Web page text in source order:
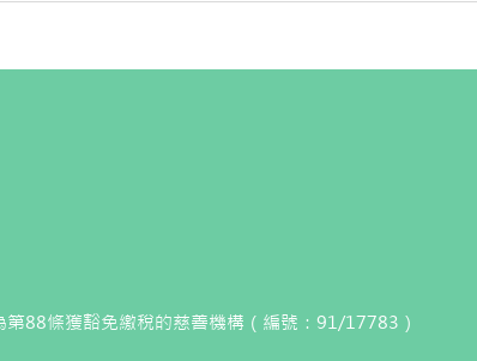
第88條獲豁免繳稅的慈善機構（編號：91/17783）